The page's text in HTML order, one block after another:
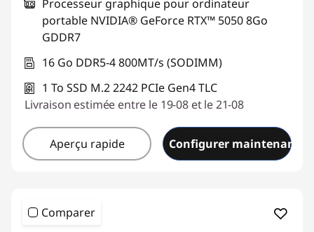
Processeur graphique pour ordinateur
portable NVIDIA® GeForce RTX™ 5050 8Go
GDDR7
16 Go DDR5-4 800MT/s (SODIMM)
1 To SSD M.2 2242 PCIe Gen4 TLC
Livraison estimée entre le 19-08 et le 21-08
Aperçu rapide Configurer maintenant
Comparer